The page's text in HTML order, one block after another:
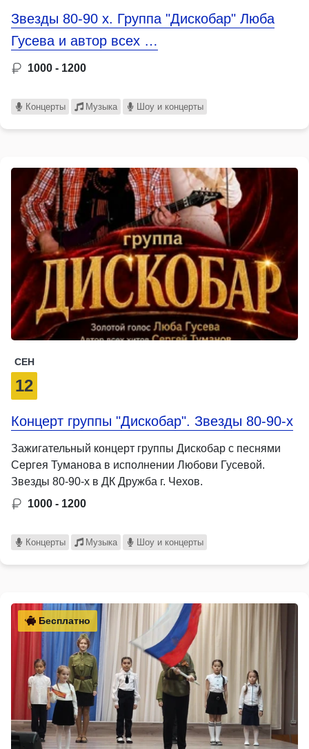
Звезды 80-90 х. Группа "Дискобар" Люба
Гусева и автор всех …
1000 - 1200
Концерты Музыка Шоу и концерты
СЕН
12
Концерт группы "Дискобар". Звезды 80-90-х
Зажигательный концерт группы Дискобар с песнями
Сергея Туманова в исполнении Любови Гусевой.
Звезды 80-90-х в ДК Дружба г. Чехов.
1000 - 1200
Концерты Музыка Шоу и концерты
Бесплатно